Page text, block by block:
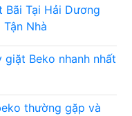
Bãi Tại Hải Dương
Nhà
Beko nhanh nhất
thường gặp và